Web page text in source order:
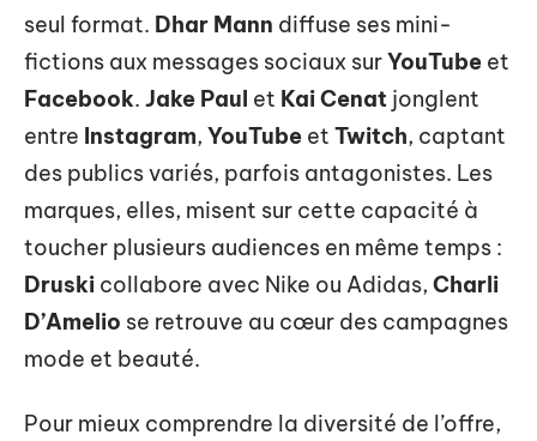
seul format. Dhar Mann diffuse ses mini-
fictions aux messages sociaux surYouTube et
Facebook. Jake Paul et Kai Cenat jonglent
entre Instagram, YouTube et Twitch, captant
des publics variés, parfois antagonistes. Les
marques, elles, misent sur cette capacité à
toucher plusieurs audiences en même temps :
Druski collabore avec Nike ou Adidas, Charli
D’Amelio se retrouve au cœur des campagnes
mode et beauté.
Pour mieux comprendre la diversité de l’offre,